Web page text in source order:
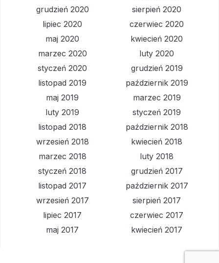
grudzień 2020
sierpień 2020
lipiec 2020
czerwiec 2020
maj 2020
kwiecień 2020
marzec 2020
luty 2020
styczeń 2020
grudzień 2019
listopad 2019
październik 2019
maj 2019
marzec 2019
luty 2019
styczeń 2019
listopad 2018
październik 2018
wrzesień 2018
kwiecień 2018
marzec 2018
luty 2018
styczeń 2018
grudzień 2017
listopad 2017
październik 2017
wrzesień 2017
sierpień 2017
lipiec 2017
czerwiec 2017
maj 2017
kwiecień 2017